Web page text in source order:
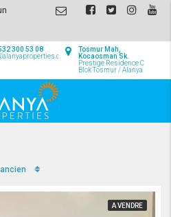
Tosmur Mah,
Kocaosman Sk.
Prestige Residence C
Blok Tosmur / Alanya
300 53 08
A VENDRE